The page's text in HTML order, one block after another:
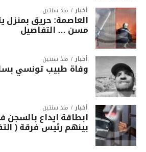
أخبار منذ سنتين
العاصمة: حريق
مسن … التفاصيل
أخبار منذ سنتين
وفاة طبيب تونسي
أخبار منذ سنتين
بينهم رئيس فرقة (